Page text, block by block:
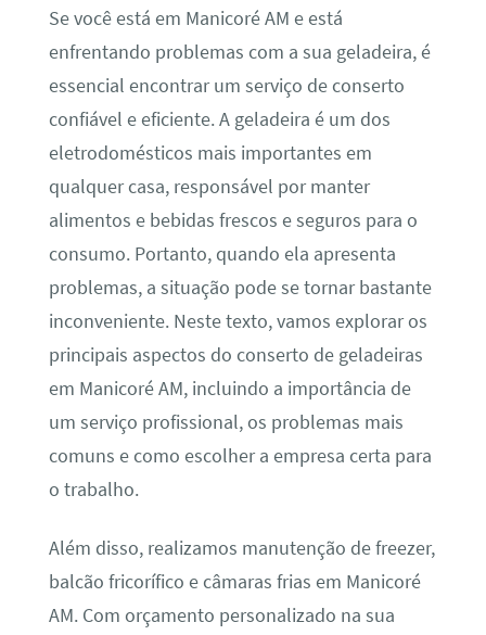
Se você está em Manicoré AM e está
enfrentando problemas com a sua geladeira, é
essencial encontrar um serviço de conserto
confiável e eficiente. A geladeira é um dos
eletrodomésticos mais importantes em
qualquer casa, responsável por manter
alimentos e bebidas frescos e seguros para o
consumo. Portanto, quando ela apresenta
problemas, a situação pode se tornar bastante
inconveniente. Neste texto, vamos explorar os
principais aspectos do conserto de geladeiras
em Manicoré AM, incluindo a importância de
um serviço profissional, os problemas mais
comuns e como escolher a empresa certa para
o trabalho.
Além disso, realizamos manutenção de freezer,
balcão fricorífico e câmaras frias em Manicoré
AM. Com orçamento personalizado na sua